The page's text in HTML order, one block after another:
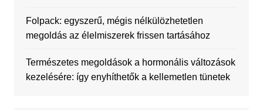
Folpack: egyszerű, mégis nélkülözhetetlen
megoldás az élelmiszerek frissen tartásához
Természetes megoldások a hormonális változások
kezelésére: így enyhíthetők a kellemetlen tünetek